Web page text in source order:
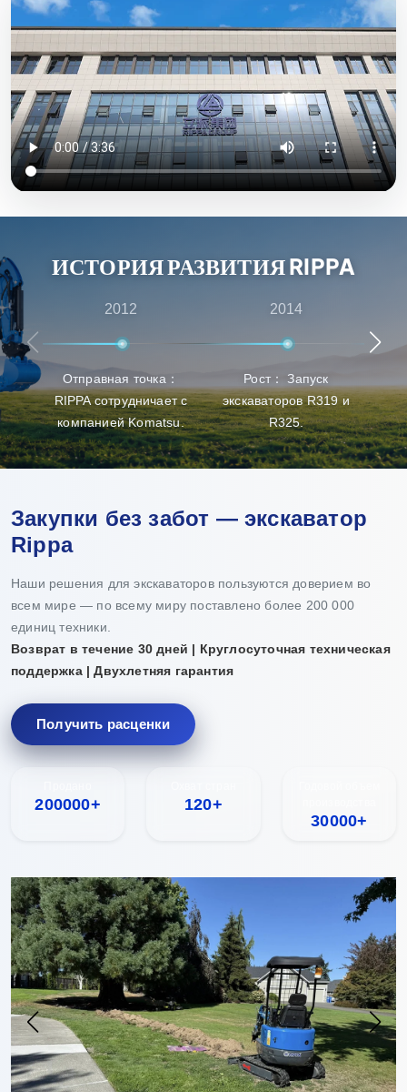
которые широко используются в сельском хозяйстве,
строительстве, горнодобывающей промышленности и
других отраслях. Благодаря инновационным
разработкам и строгому контролю качества,
оборудование, поставляемое Rippa Machinery,
пользуется высокой репутацией во всем мире. Мы
экспортируем продукцию в основном на европейский и
высококачественной продукции. Rippa также имеет
множество агентов по всему миру, предоставляя
универсальные услуги от предпродажных
консультаций до послепродажной поддержки,
гарантируя, что клиенты получат лучший опыт в
выборе продукции, доставке и обслуживании.
ИСТОРИЯ РАЗВИТИЯ RIPPA
2012
Отправная точка：
RIPPA сотрудничает с
компанией Komatsu.
2014
Рост： Запуск
экскаваторов R319 и
R325.
Закупки без забот — экскаватор
Rippa
Наши решения для экскаваторов пользуются доверием во
всем мире — по всему миру поставлено более 200 000
единиц техники.
Возврат в течение 30 дней | Круглосуточная техническая
поддержка | Двухлетняя гарантия
Получить расценки
200000+ 120+
30000+